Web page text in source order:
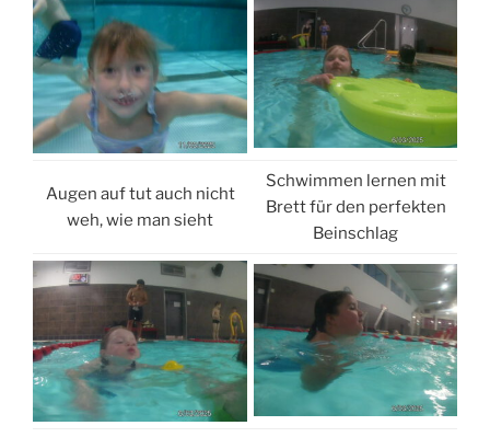
Augen auf tut auch nicht
weh, wie man sieht
Schwimmen lernen mit
Brett für den perfekten
Beinschlag